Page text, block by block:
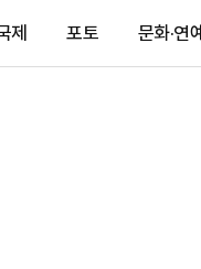
제 포토 문화·연예